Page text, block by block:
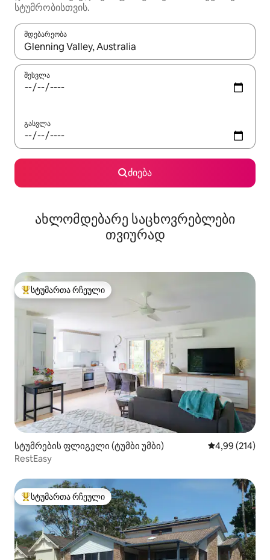
სტუმრობისთვის.
მდებარეობა
როცა შედეგები ხელმისაწვდომი გახდება, ნავიგაციისთვის
შესვლა
გასვლა
ძიება
ახლომდებარე საცხოვრებლები
თვიურად
სტუმართა რჩეული მოწინავე ვარიანტი
სტუმართა რჩეული
სტუმრების ფლიგელი (ტუმბი უმბი) საშუალო
4,99 (214)
RestEasy
სტუმართა რჩეული მოწინავე ვარიანტი
სტუმართა რჩეული